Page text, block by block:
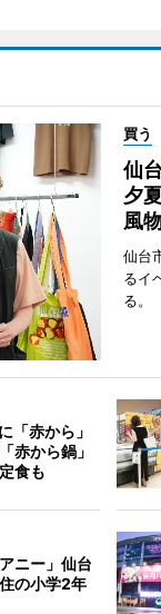
買う
仙
夕
風
仙台
るイ
る。
「赤から」
赤から鍋」
食も
ニー」仙台
の小学2年